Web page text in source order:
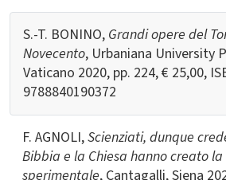
S.-T. BONINO, Grandi opere del
Novecento, Urbaniana University
Vaticano 2020, pp. 224, € 25,00,
9788840190372
F. AGNOLI,Scienziati, dunque
Bibbia e la Chiesa hanno creato la
sperimentale, Cantagalli, Siena